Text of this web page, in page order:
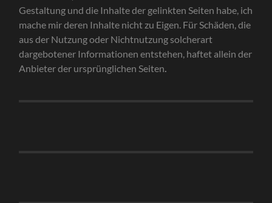
Gestaltung und die Inhalte der gelinkten Seiten habe, ich
mache mir deren Inhalte nicht zu Eigen. Für Schäden, die
aus der Nutzung oder Nichtnutzung solcherart
dargebotener Informationen entstehen, haftet allein der
Anbieter der ursprünglichen Seiten.